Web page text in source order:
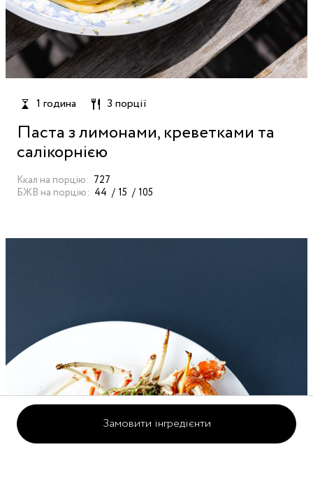
Замовити інгредієнти
1 година 3 порції
Паста з лимонами, креветками та
салікорнією
Ккал на порцію: 727
БЖВ на порцію: 44 15 105